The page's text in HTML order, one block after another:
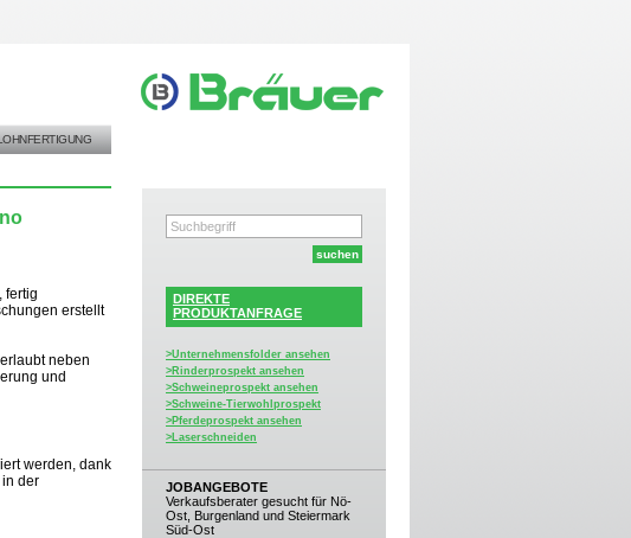
DIREKTE
PRODUKTANFRAGE
>Unternehmensfolder ansehen
>Rinderprospekt ansehen
>Schweineprospekt ansehen
>Schweine-Tierwohlprospekt
>Pferdeprospekt ansehen
>Laserschneiden
JOBANGEBOTE
Verkaufsberater gesucht für Nö-
Ost, Burgenland und Steiermark
Süd-Ost
fertig
erstellt
neben
und
werden, dank
der